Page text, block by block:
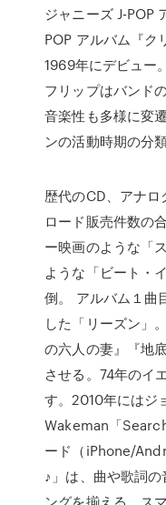
ジャニーズ J-POP
POP アルバム『ク
1969年にデビュー
フリップはバンド
音楽性も多様に変
ンの活動時期の分
歴代のCD、アナ
ロード販売件数の
ー映画のような「
ような「ビート・
倒。 アルバム１曲
した「リーズン」
の六人の妻』『地
させる。74年のイ
す。2010年にはジ
Wakeman「
ード（iPhone/
♪」は、曲や歌詞
ングを揃える、ス